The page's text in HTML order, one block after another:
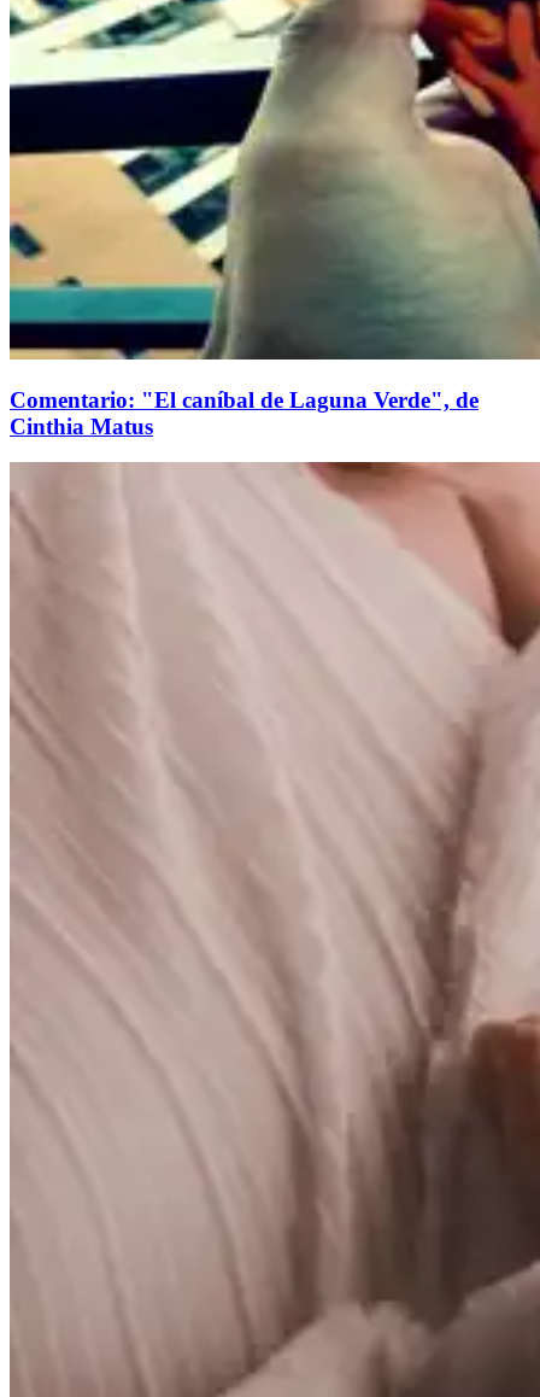
Comentario: "El caníbal de Laguna Verde", de
Cinthia Matus